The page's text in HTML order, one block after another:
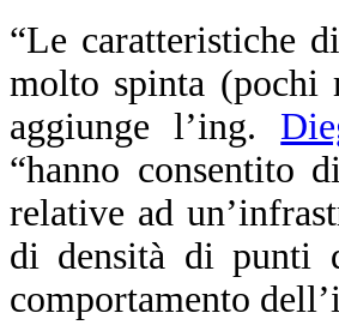
“Le caratteristiche
molto spinta (pochi
aggiunge l’ing.
“hanno consentito
relative ad
di densità di punti
comportamento